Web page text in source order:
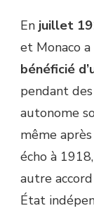
En juillet
et Monaco
bénéficié
pendant
autonome
même
écho à
autre
État